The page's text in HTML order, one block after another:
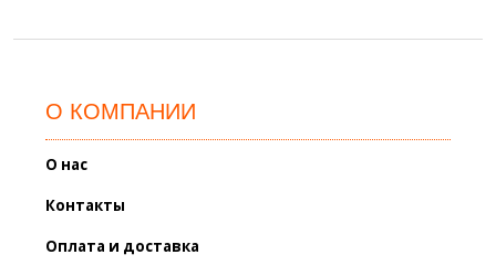
О КОМПАНИИ
О нас
Контакты
Оплата и доставка